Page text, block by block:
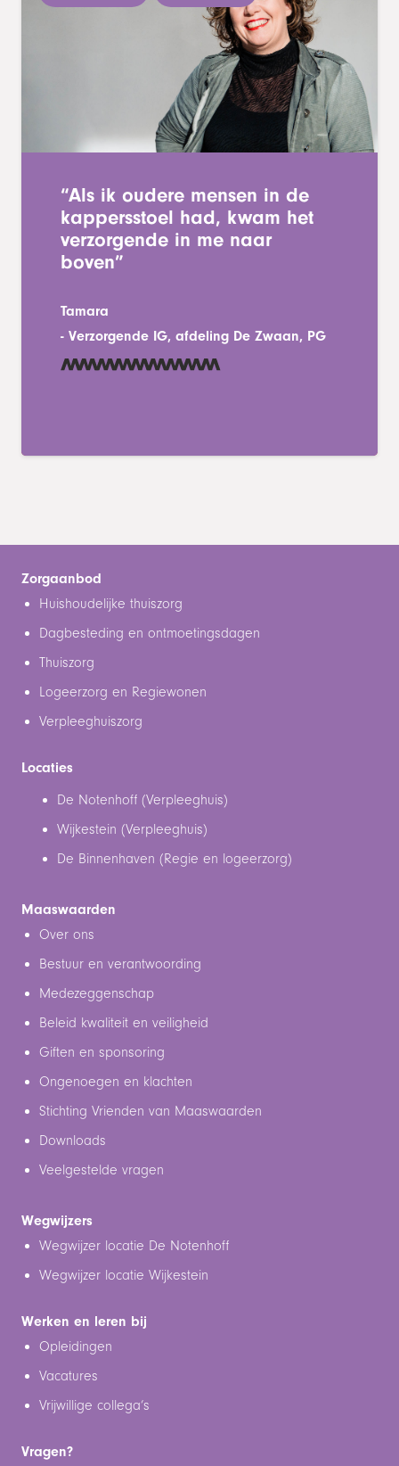
“Als ik oudere mensen in de
kappersstoel had, kwam het
verzorgende in me naar
boven”
Tamara
- Verzorgende IG, afdeling De Zwaan, PG
Zorgaanbod
Huishoudelijke thuiszorg
Dagbesteding en ontmoetingsdagen
Thuiszorg
Logeerzorg en Regiewonen
Verpleeghuiszorg
Locaties
De Notenhoff (Verpleeghuis)
Wijkestein (Verpleeghuis)
De Binnenhaven (Regie en logeerzorg)
Maaswaarden
Over ons
Bestuur en verantwoording
Medezeggenschap
Beleid kwaliteit en veiligheid
Giften en sponsoring
Ongenoegen en klachten
Stichting Vrienden van Maaswaarden
Downloads
Veelgestelde vragen
Wegwijzers
Wegwijzer locatie De Notenhoff
Wegwijzer locatie Wijkestein
Werken en leren bij
Opleidingen
Vacatures
Vrijwillige collega’s
Vragen?